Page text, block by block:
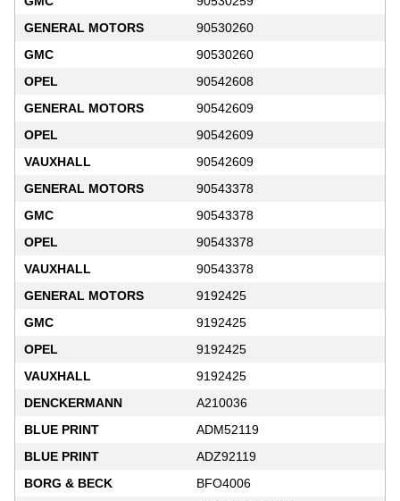
GENERAL MOTORS
90530260
GMC
90530260
OPEL
90542608
GENERAL MOTORS
90542609
OPEL
90542609
VAUXHALL
90542609
GENERAL MOTORS
90543378
GMC
90543378
OPEL
90543378
VAUXHALL
90543378
GENERAL MOTORS
9192425
GMC
9192425
OPEL
9192425
VAUXHALL
9192425
DENCKERMANN
A210036
BLUE PRINT
ADM52119
BLUE PRINT
ADZ92119
BORG & BECK
BFO4006